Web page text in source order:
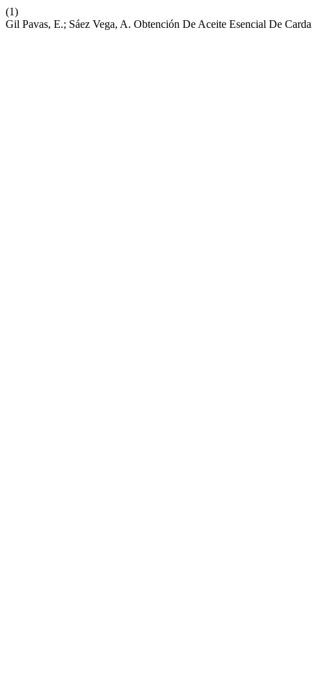
(1)
Gil Pavas, E.; Sáez Vega, A. Obtención De Aceite Esencial De